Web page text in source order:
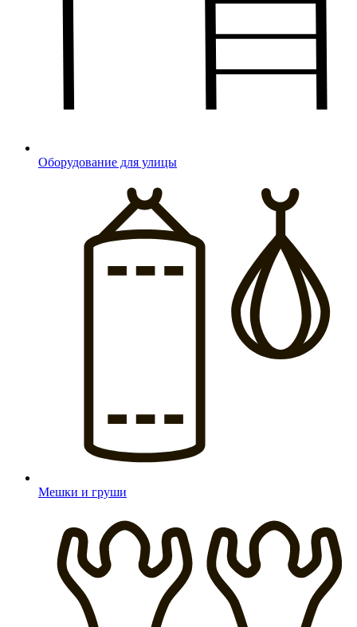
Оборудование для улицы
Мешки и груши